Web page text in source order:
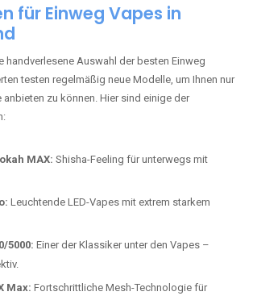
für Einweg Vapes in
handverlesene Auswahl der besten Einweg
testen regelmäßig neue Modelle, um Ihnen nur
zu können. Hier sind einige der
MAX: Shisha-Feeling für unterwegs mit
Leuchtende LED-Vapes mit extrem starkem
5000: Einer der Klassiker unter den Vapes –
Max: Fortschrittliche Mesh-Technologie für